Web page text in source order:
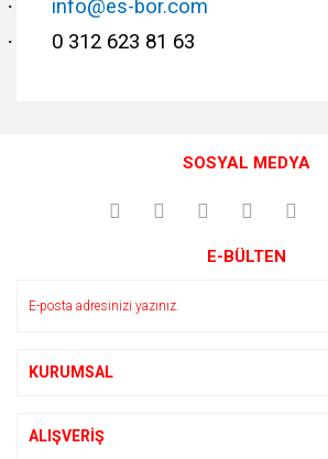
· info@es-bor.com
· 0 312 623 81 63
Yorum Yaz
Görüş ve önerileriniz için teşekkür ederiz.
Ürün açıklamasında eksik bilgiler bulunuyor.
SOSYAL MEDYA
E-BÜLTEN
KURUMSAL
ALIŞVERİŞ